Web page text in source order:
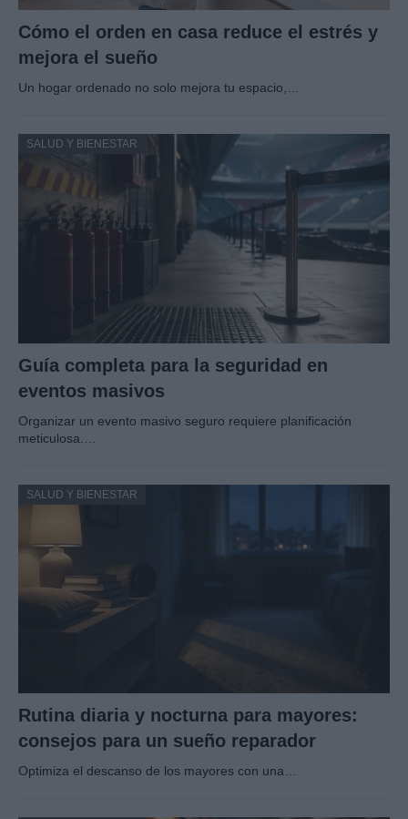
Cómo el orden en casa reduce el estrés y
mejora el sueño
Un hogar ordenado no solo mejora tu espacio,…
SALUD Y BIENESTAR
Guía completa para la seguridad en
eventos masivos
Organizar un evento masivo seguro requiere planificación
meticulosa.…
SALUD Y BIENESTAR
Rutina diaria y nocturna para mayores:
consejos para un sueño reparador
Optimiza el descanso de los mayores con una…